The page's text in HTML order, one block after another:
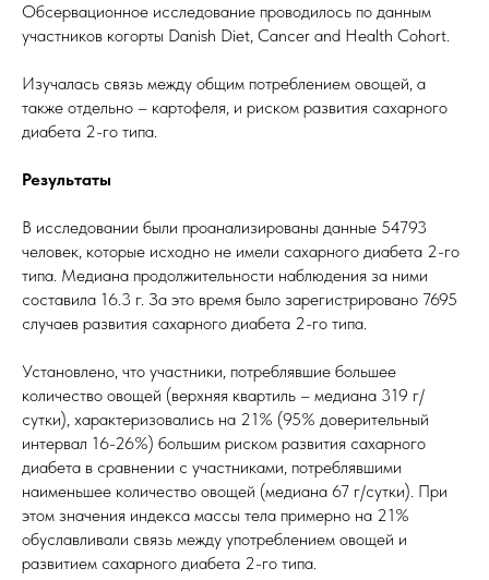
Обсервационное исследование проводилось по данным
участников когорты Danish Diet, Cancer and Health Cohort.
Изучалась связь между общим потреблением овощей, а
также отдельно – картофеля, и риском развития сахарного
диабета 2-го типа.
Результаты
В исследовании были проанализированы данные 54793
человек, которые исходно не имели сахарного диабета 2-го
типа. Медиана продолжительности наблюдения за ними
составила 16.3 г. За это время было зарегистрировано 7695
случаев развития сахарного диабета 2-го типа.
Установлено, что участники, потреблявшие большее
количество овощей (верхняя квартиль – медиана 319 г/
сутки), характеризовались на 21% (95% доверительный
интервал 16-26%) большим риском развития сахарного
диабета в сравнении с участниками, потреблявшими
наименьшее количество овощей (медиана 67 г/сутки). При
этом значения индекса массы тела примерно на 21%
обуславливали связь между употреблением овощей и
развитием сахарного диабета 2-го типа.